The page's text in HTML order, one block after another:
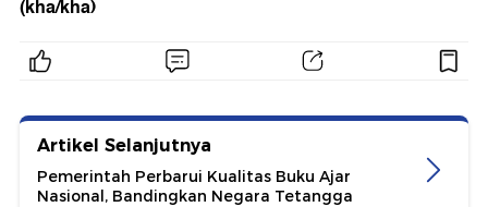
(kha/kha)
Artikel Selanjutnya
Pemerintah Perbarui Kualitas Buku Ajar
Nasional, Bandingkan Negara Tetangga